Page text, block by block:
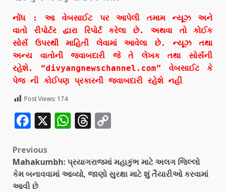
નોંધ : આ વેબસાઈટ પર આપેલી તમામ ન્યૂઝ અને
વાતો રીપોર્ટર દ્વારા રિપોર્ટ કરેલા છે. અથવા તો કોઈક
સોર્સ ઉપરથી માહિતી લેવામાં આવેલા છે. ન્યૂઝ તથા
અન્ય વાતોની જવાબદારી જે તે લેખક તથા સોર્સની
રહેશે. “divyangnewschannel.com” વેબસાઈટ કે
પેજ ની કોઈપણ પ્રકારની જવાબદારી રહેશે નહી
Post Views: 174
Facebook
X WhatsApp
Threads
Previous
Mahakumbh: પ્રયાગરાજમાં મહાકુંભ માટે અલગ જિલ્લો
કેમ બનાવવામાં આવ્યો, જાણો સુરક્ષા માટે શું તૈયારીઓ કરવામાં
આવી છે